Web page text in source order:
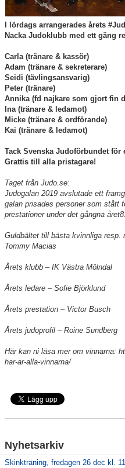
I lördags arrangerades årets
Nacka Judoklubb med ett gäng
Carla (tränare & kassör)
Adam (tränare & sekreterare)
Seidi (tävlingsansvarig)
Peter (tränare)
Annika (fd najkare som gjort fin
Ina (tränare & ledamot)
Micke (tränare & ordförande)
Kai (tränare & ledamot)
Tack Svenska Judoförbundet
Grattis till alla pristagare!
Taget från Judo.se:
Judogalan 2019 avslutade ett
galan prisades personer som stått
prestationer under det gångna
Guldbältet till bästa kvinnliga resp.
Tommy Macias
Årets klubb – IK Västra Mölndal
Årets ledare – Sofie Björklund
Årets prestation – Victor Busch
Årets judoprofil – Roine Sundberg
Här kan ni läsa mer om vinnarna:
har-ar-alla-vinnarna/
Nyhetsarkiv
Skinkträning, fredagen 26 dec kl.